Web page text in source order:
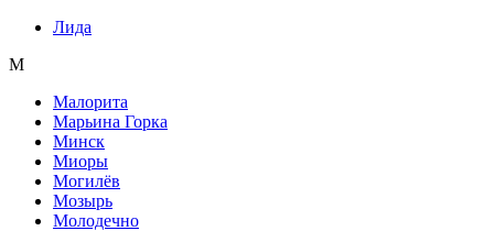
Лида
М
Малорита
Марьина Горка
Минск
Миоры
Могилёв
Мозырь
Молодечно